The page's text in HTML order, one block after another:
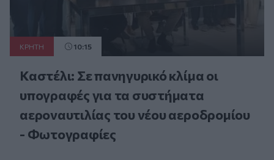
ΚΡΗΤΗ 10:15
Καστέλι: Σε πανηγυρικό κλίμα οι
υπογραφές για τα συστήματα
αεροναυτιλίας του νέου αεροδρομίου
- Φωτογραφίες